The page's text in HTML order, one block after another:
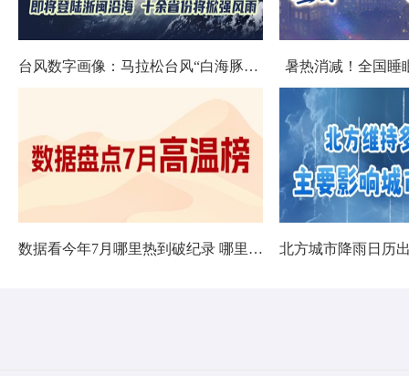
台风数字画像：马拉松台风“白海豚”将影响十余省份 暑热消减！全国睡
数据看今年7月哪里热到破纪录 哪里暑热连轴转